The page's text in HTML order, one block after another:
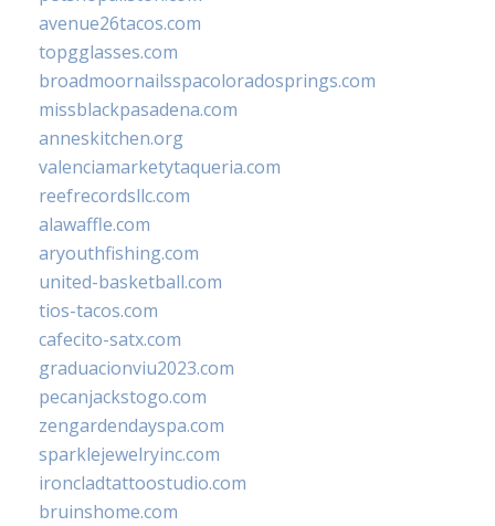
avenue26tacos.com
topgglasses.com
broadmoornailsspacoloradosprings.com
missblackpasadena.com
anneskitchen.org
valenciamarketytaqueria.com
reefrecordsllc.com
alawaffle.com
aryouthfishing.com
united-basketball.com
tios-tacos.com
cafecito-satx.com
graduacionviu2023.com
pecanjackstogo.com
zengardendayspa.com
sparklejewelryinc.com
ironcladtattoostudio.com
bruinshome.com